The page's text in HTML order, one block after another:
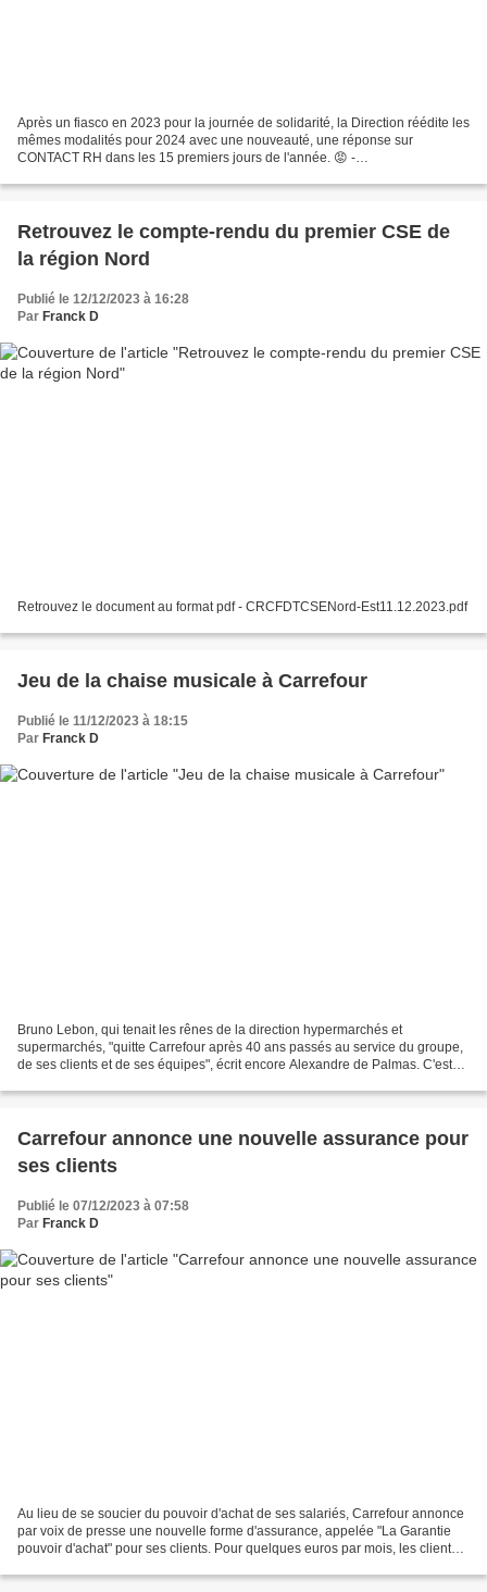
Après un fiasco en 2023 pour la journée de solidarité, la Direction réédite les
mêmes modalités pour 2024 avec une nouveauté, une réponse sur
CONTACT RH dans les 15 premiers jours de l'année. 😡 -
Retrouvez le compte-rendu du premier CSE de
la région Nord
Publié le 12/12/2023 à 16:28
Par Franck D
Retrouvez le document au format pdf - CRCFDTCSENord-Est11.12.2023.pdf
Jeu de la chaise musicale à Carrefour
Publié le 11/12/2023 à 18:15
Par Franck D
Bruno Lebon, qui tenait les rênes de la direction hypermarchés et
supermarchés, "quitte Carrefour après 40 ans passés au service du groupe,
de ses clients et de ses équipes", écrit encore Alexandre de Palmas. C'est
Carrefour annonce une nouvelle assurance pour
ses clients
Publié le 07/12/2023 à 07:58
Par Franck D
Au lieu de se soucier du pouvoir d'achat de ses salariés, Carrefour annonce
par voix de presse une nouvelle forme d'assurance, appelée "La Garantie
pouvoir d'achat" pour ses clients. Pour quelques euros par mois, les clients